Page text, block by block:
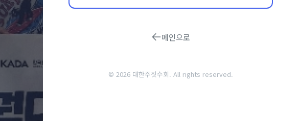
메인으로
© 2026 대한주짓수회. All rights reserved.